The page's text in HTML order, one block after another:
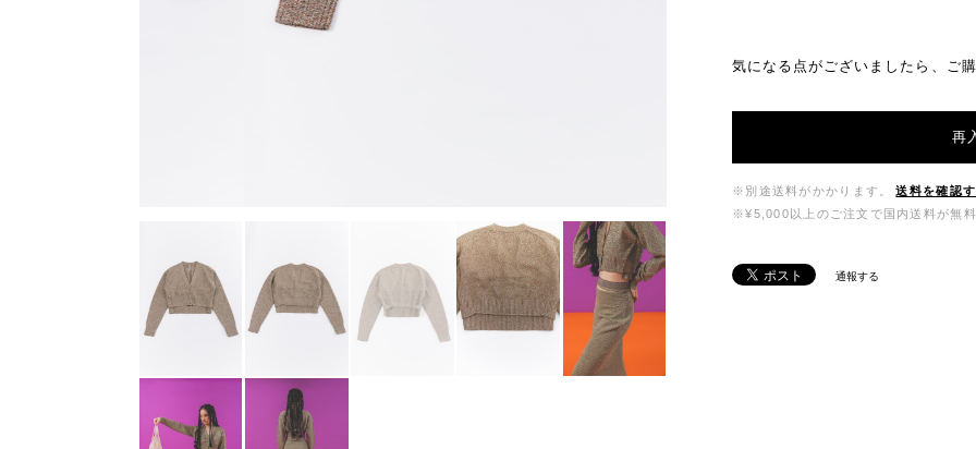
気になる点がございましたら、ご
再
※別途送料がかかります。
送料を確認す
※¥5,000以上のご注文で国内送料が無料
通報する